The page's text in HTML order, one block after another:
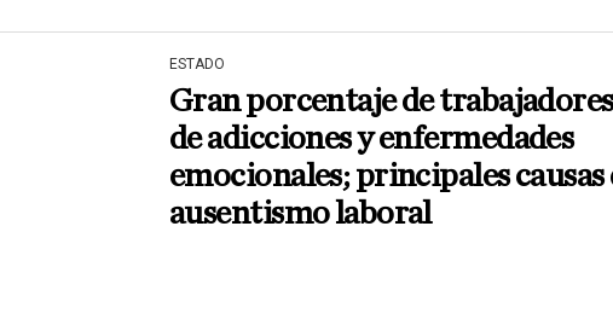
ESTADO
Gran porcentaje de
de adicciones y enfermedades
emocionales; principales causas
ausentismo laboral